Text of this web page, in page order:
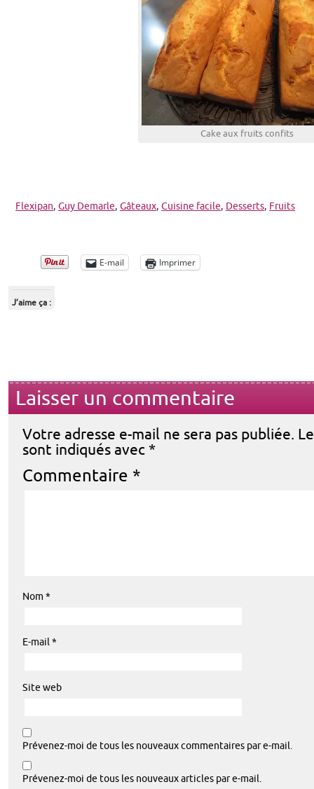
Cake aux fruits confits
Flexipan, Guy Demarle, Gâteaux, Cuisine facile, Desserts, Fruits
E-mail Imprimer
J’aime ça :
Laisser un commentaire
Votre adresse e-mail ne sera pas publiée.
sont indiqués avec *
Commentaire *
Nom *
E-mail *
Site web
Prévenez-moi de tous les nouveaux commentaires par e-mail.
Prévenez-moi de tous les nouveaux articles par e-mail.